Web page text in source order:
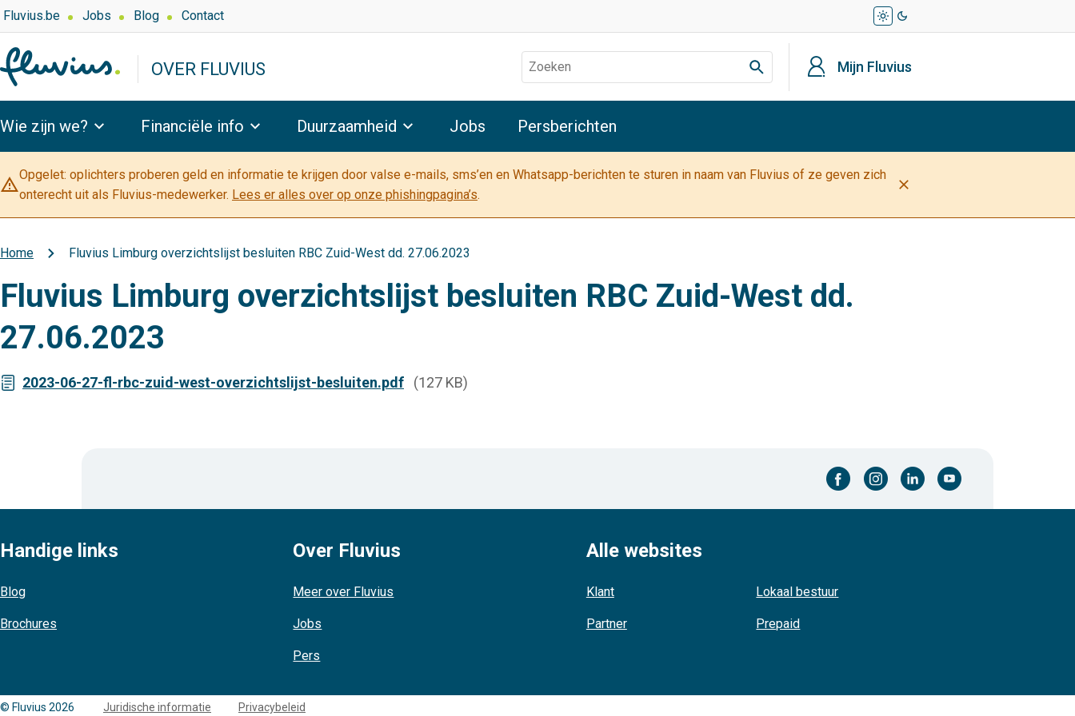
Overslaan
en
naar
de
inhoud
gaan
Top
navigation
Over
Fluvius
Fluvius.be Jobs Blog Contact light_mode dark_mode
OVER FLUVIUS
Zoeken profiel Mijn Fluvius
Wie zijn we? Financiële info Duurzaamheid Jobs Persberichten
warning_amber
Opgelet: oplichters proberen geld en informatie te krijgen door valse e-mails, sms’en en Whatsapp-berichten te sturen in naam van Fluvius of ze geven zich
onterecht uit als Fluvius-medewerker. Lees er alles over op onze phishingpagina’s.
close
Kruimelpad
Home Fluvius Limburg overzichtslijst besluiten RBC Zuid-West dd. 27.06.2023
Fluvius Limburg overzichtslijst besluiten RBC Zuid-West dd.
27.06.2023
2023-06-27-fl-rbc-zuid-west-overzichtslijst-besluiten.pdf (127 KB)
facebook-cirkel instagram-cirkel linkedin-cirkel youtube-cirkel
Handige links
Blog
Brochures
Over Fluvius
Meer over Fluvius
Jobs
Pers
Alle websites
Klant
Partner
Lokaal bestuur
Prepaid
© Fluvius 2026 Copyright
Juridische informatie Privacybeleid